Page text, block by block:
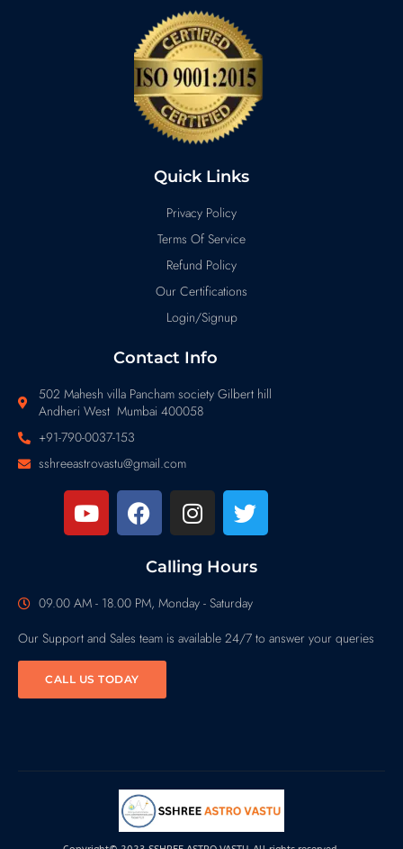
Quick Links
Privacy Policy
Terms Of Service
Refund Policy
Our Certifications
Login/Signup
Contact Info
502 Mahesh villa Pancham society Gilbert hill
Andheri West Mumbai 400058
+91-790-0037-153
sshreeastrovastu@gmail.com
Calling Hours
09.00 AM - 18.00 PM, Monday - Saturday
Our Support and Sales team is available 24/7 to answer your queries
CALL US TODAY